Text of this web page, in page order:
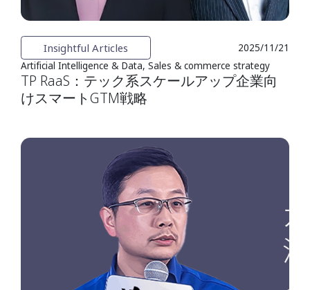
Insightful Articles
2025/11/21
Artificial Intelligence & Data, Sales & commerce strategy
TP RaaS：テック系スケールアップ企業向
けスマートGTM戦略